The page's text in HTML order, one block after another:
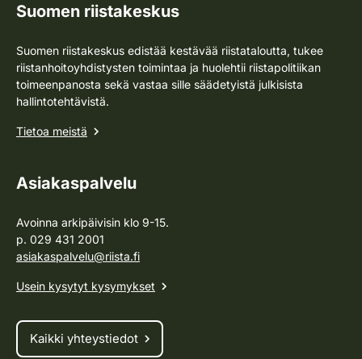
Suomen riistakeskus
Suomen riistakeskus edistää kestävää riistataloutta, tukee
riistanhoitoyhdistysten toimintaa ja huolehtii riistapolitiikan
toimeenpanosta sekä vastaa sille säädetyistä julkisista
hallintotehtävistä.
Tietoa meistä
Asiakaspalvelu
Avoinna arkipäivisin klo 9-15.
p. 029 431 2001
asiakaspalvelu@riista.fi
Usein kysytyt kysymykset
Kaikki yhteystiedot